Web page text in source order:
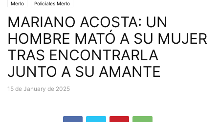
Merlo Policiales Merlo
MARIANO ACOSTA: UN
HOMBRE MATÓ A SU MUJER
TRAS ENCONTRARLA
JUNTO A SU AMANTE
15 de January de 2025